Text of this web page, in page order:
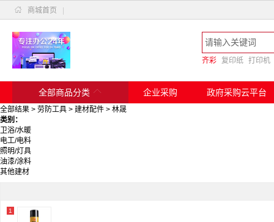
 商城首页
齐彩 复印纸 打印机
全部商品分类  企业采购 政府采购云平台
全部结果 > 劳防工具 > 建材配件 > 林晟
类别：
卫浴/水暖
电工/电料
照明/灯具
油漆/涂料
其他建材
1